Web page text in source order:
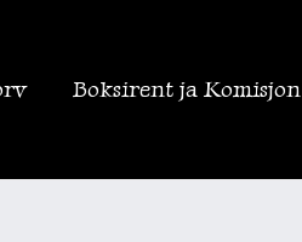
Boksirent ja Komisjon